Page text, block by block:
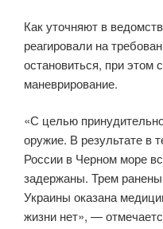
Как уточняют в
реагировали на
остановиться, при этом
маневрирование.
«С целью
оружие. В результате в
России в Черном море
задержаны. Трем
Украины оказана
жизни нет», —